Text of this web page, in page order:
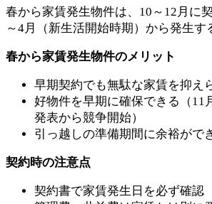
春から家賃発生物件は、10～12月に
～4月（新生活開始時期）から発生す
春から家賃発生物件のメリット
早期契約でも無駄な家賃を抑え
好物件を早期に確保できる（11
発表から競争開始）
引っ越しの準備期間に余裕がで
契約時の注意点
契約書で家賃発生日を必ず確認